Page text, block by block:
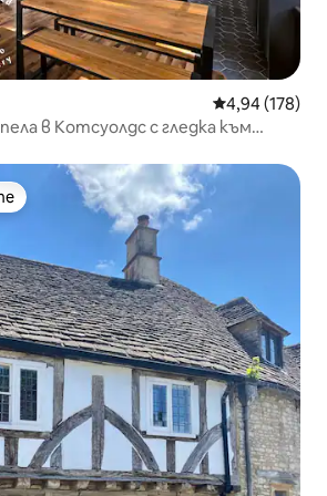
Средна
4,94 (178)
в Котсуолдс с гледка към